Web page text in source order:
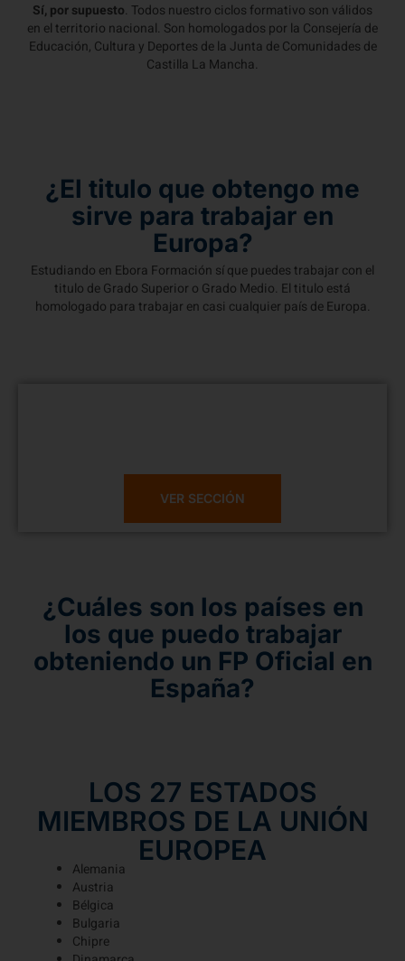
Sí, por supuesto. Todos nuestro ciclos formativo son válidos
en el territorio nacional. Son homologados por la Consejería de
Educación, Cultura y Deportes de la Junta de Comunidades de
Castilla La Mancha.
¿El titulo que obtengo me
sirve para trabajar en
Europa?
Estudiando en Ebora Formación sí que puedes trabajar con el
titulo de Grado Superior o Grado Medio. El titulo está
homologado para trabajar en casi cualquier país de Europa.
VER SECCIÓN
¿Cuáles son los países en
los que puedo trabajar
obteniendo un FP Oficial en
España?
LOS 27 ESTADOS
MIEMBROS DE LA UNIÓN
EUROPEA
Alemania
Austria
Bélgica
Bulgaria
Chipre